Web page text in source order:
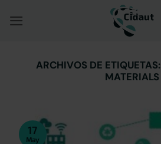
ARCHIVOS DE ETIQUETAS:
MATERIALS
17
May